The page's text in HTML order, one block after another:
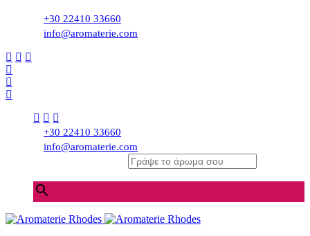
+30 22410 33660
info@aromaterie.com
+30 22410 33660
info@aromaterie.com